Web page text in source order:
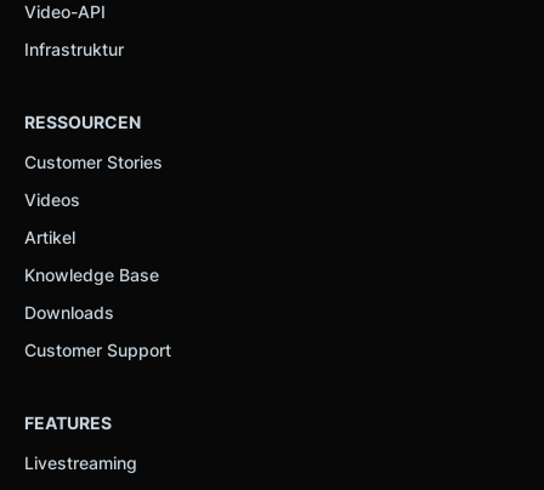
Video-API
Infrastruktur
RESSOURCEN
Customer Stories
Videos
Artikel
Knowledge Base
Downloads
Customer Support
FEATURES
Livestreaming